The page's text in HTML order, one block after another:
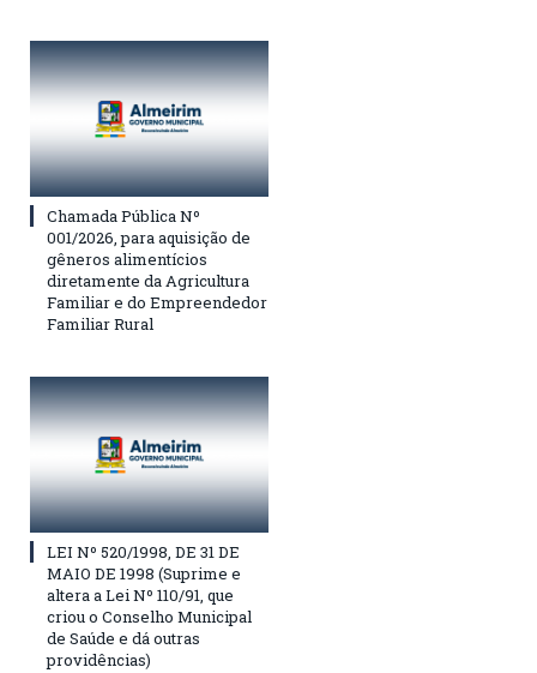
Chamada Pública Nº
001/2026, para aquisição de
gêneros alimentícios
diretamente da Agricultura
Familiar e do Empreendedor
Familiar Rural
LEI Nº 520/1998, DE 31 DE
MAIO DE 1998 (Suprime e
altera a Lei Nº 110/91, que
criou o Conselho Municipal
de Saúde e dá outras
providências)